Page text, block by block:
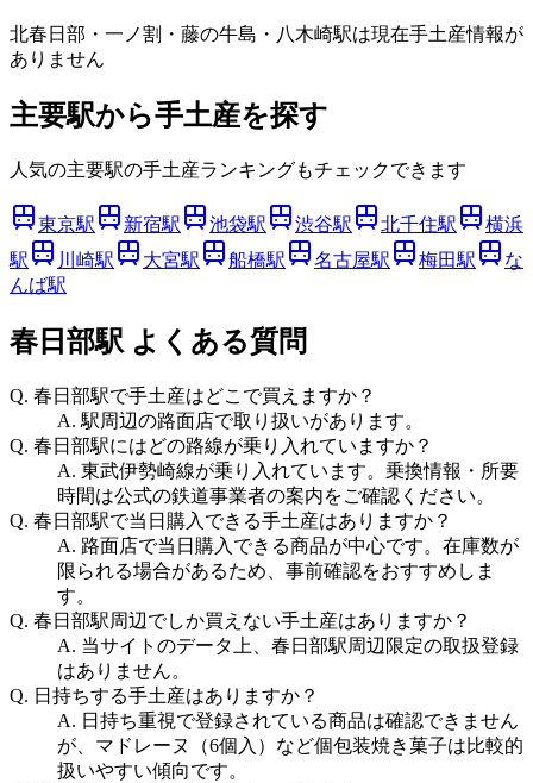
北春日部・一ノ割・藤の牛島・八木崎駅は現在手土産情報が
ありません
主要駅から手土産を探す
人気の主要駅の手土産ランキングもチェックできます
東京駅 新宿駅 池袋駅 渋谷駅 北千住駅
横浜
駅
川崎駅 大宮駅 船橋駅 名古屋駅 梅田駅
な
んば駅
春日部駅 よくある質問
Q. 春日部駅で手土産はどこで買えますか？
A. 駅周辺の路面店で取り扱いがあります。
Q. 春日部駅にはどの路線が乗り入れていますか？
A. 東武伊勢崎線が乗り入れています。乗換情報・所要
時間は公式の鉄道事業者の案内をご確認ください。
Q. 春日部駅で当日購入できる手土産はありますか？
A. 路面店で当日購入できる商品が中心です。在庫数が
限られる場合があるため、事前確認をおすすめしま
す。
Q. 春日部駅周辺でしか買えない手土産はありますか？
A. 当サイトのデータ上、春日部駅周辺限定の取扱登録
はありません。
Q. 日持ちする手土産はありますか？
A. 日持ち重視で登録されている商品は確認できません
が、マドレーヌ（6個入）など個包装焼き菓子は比較的
扱いやすい傾向です。